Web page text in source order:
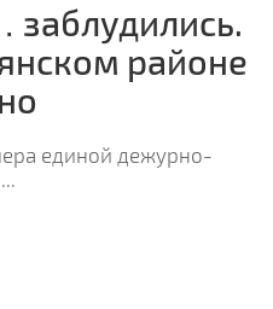
заблудились.
районе
единой дежурно-
...